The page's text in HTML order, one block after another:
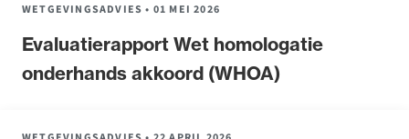
Evaluatierapport Wet homologatie
onderhands akkoord (WHOA)
WETGEVINGSADVIES• 01 MEI 2026